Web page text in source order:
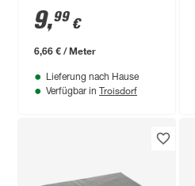
schwarz
9,99 €
6,66 € / Meter
Lieferung nach Hause
Verfügbar in Troisdorf